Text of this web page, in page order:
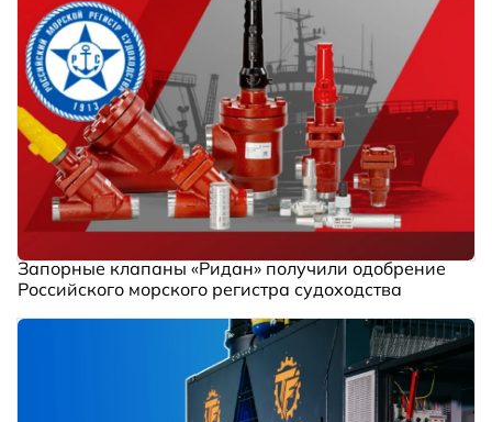
Запорные клапаны «Ридан» получили одобрение
Российского морского регистра судоходства